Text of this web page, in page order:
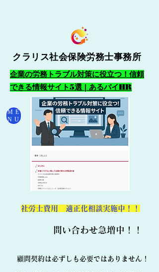
クラリス社会保険労務士事務所
企業の労務トラブル対策に役立つ！信頼
できる情報サイト5選 | あるバイHR
ME
NU
​社労士費用 適正化相談実施中！！
​問い合わせ急増中！！
顧問契約は必ずしも必要ではありません！